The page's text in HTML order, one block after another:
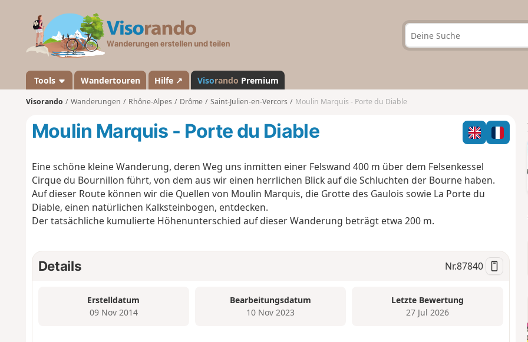
a
n
d
Tools Wandertouren Hilfe ↗ Visorando Premium
Visorando Wanderungen Rhône-Alpes Drôme Saint-Julien-en-Vercors Moulin Marquis - Porte du Diable
Moulin Marquis - Porte du Diable
Eine schöne kleine Wanderung, deren Weg uns inmitten einer Felswand 400 m über dem Felsenkessel
Cirque du Bournillon führt, von dem aus wir einen herrlichen Blick auf die Schluchten der Bourne haben.
Auf dieser Route können wir die Quellen von Moulin Marquis, die Grotte des Gaulois sowie La Porte du
Diable, einen natürlichen Kalksteinbogen, entdecken.
Der tatsächliche kumulierte Höhenunterschied auf dieser Wanderung beträgt etwa 200 m.
Details Nr.87840
Erstelldatum
09 Nov 2014
Bearbeitungsdatum
10 Nov 2023
Letzte Bewertung
27 Jul 2026